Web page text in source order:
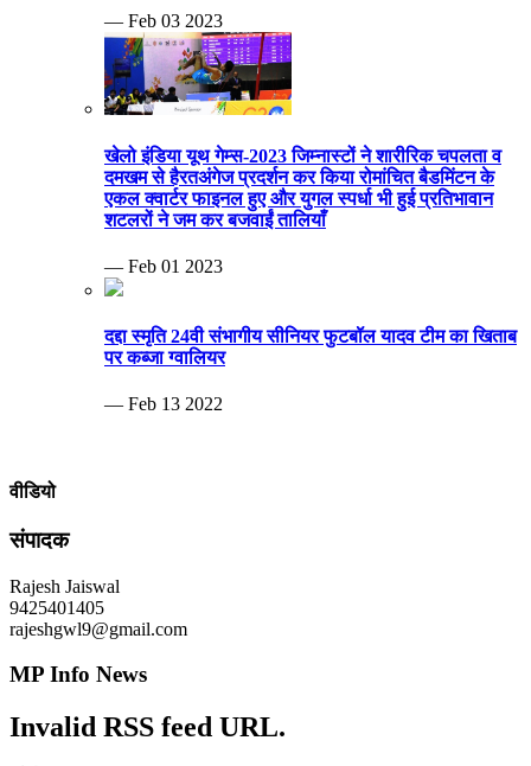
— Feb 03 2023
खेलो इंडिया यूथ गेम्स-2023 जिम्नास्टों ने शारीरिक चपलता व
दमखम से हैरतअंगेज प्रदर्शन कर किया रोमांचित बैडमिंटन के
एकल क्वार्टर फाइनल हुए और युगल स्पर्धा भी हुई प्रतिभावान
शटलरों ने जम कर बजवाईं तालियाँ
— Feb 01 2023
दद्दा स्मृति 24वी संभागीय सीनियर फुटबॉल यादव टीम का खिताब
पर कब्जा ग्वालियर
— Feb 13 2022
वीडियो
संपादक
Rajesh Jaiswal
9425401405
rajeshgwl9@gmail.com
MP Info News
Invalid RSS feed URL.